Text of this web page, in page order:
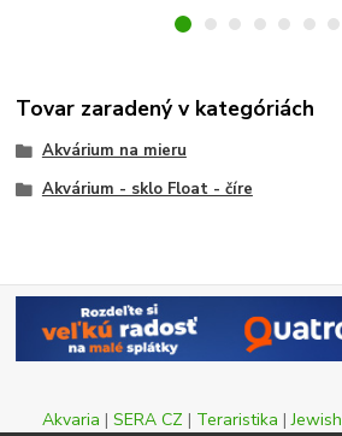
Tovar zaradený v kategóriách
Akvárium na mieru
Akvárium - sklo Float - číre
Akvaria | SERA CZ | Teraristika |Jewish